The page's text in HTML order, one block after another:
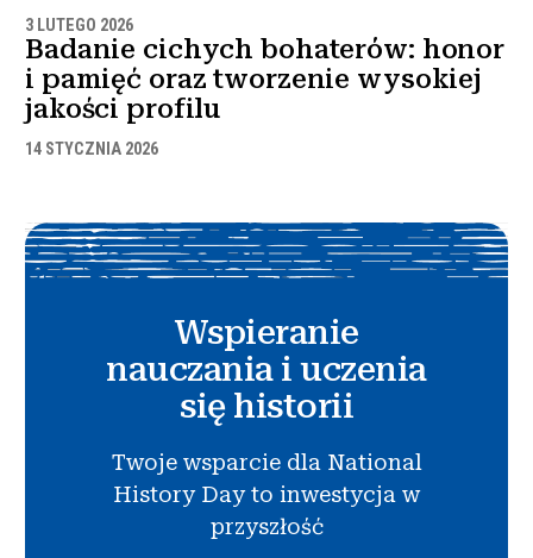
3 LUTEGO 2026
Badanie cichych bohaterów: honor
i pamięć oraz tworzenie wysokiej
jakości profilu
14 STYCZNIA 2026
Wspieranie
nauczania i uczenia
się historii
Twoje wsparcie dla National
History Day to inwestycja w
przyszłość